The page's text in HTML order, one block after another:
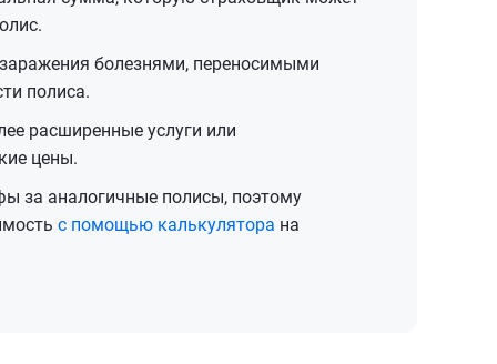
болезнями, переносимыми
полиса.
расширенные услуги или
цены.
за аналогичные полисы, поэтому
с помощью калькулятора на